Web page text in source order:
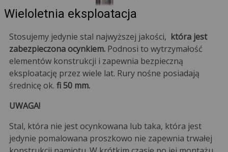
Wieloletnia eksploatacja
Stosujemy jedynie stal najwyższej jakości, która jest
zabezpieczona ocynkiem.Podnosi to wytrzymałość
elementów konstrukcji i zapewnia bezpieczną
eksploatację przez wiele lat. Rury nośne posiadają
średnicę ok. fi 50 mm.
UWAGA!
Stal, która nie jest ocynkowana lub taka, która jest
jedynie pomalowana proszkowo nie zapewnia trwałej